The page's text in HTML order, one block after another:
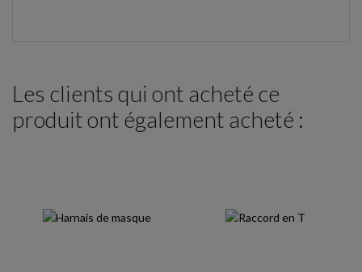
Les clients qui ont acheté ce
produit ont également acheté :